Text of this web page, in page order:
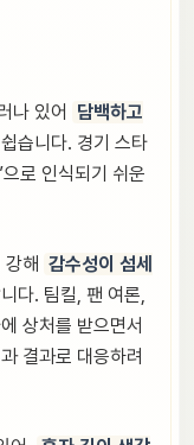
나 있어
담백하고
습니다. 경기 스타
로 인식되기 쉬운
강해 감수성이 섬세
다. 팀킬, 팬 여론,
상처를 받으면서
결과로 대응하려